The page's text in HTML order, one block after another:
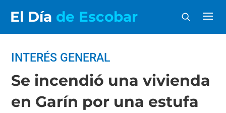
El Día de Escobar
INTERÉS GENERAL
Se incendió una vivienda
en Garín por una estufa